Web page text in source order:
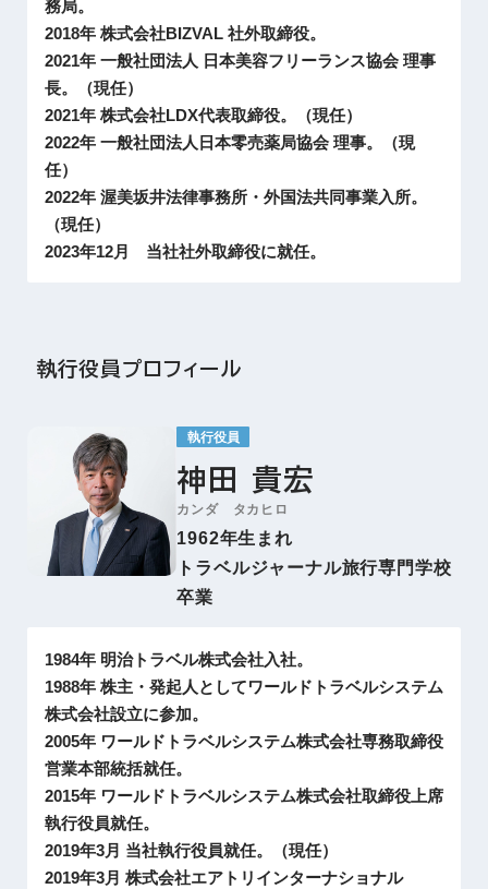
務局。
2018年 株式会社BIZVAL 社外取締役。
2021年 一般社団法人 日本美容フリーランス協会 理事
長。（現任）
2021年 株式会社LDX代表取締役。（現任）
2022年 一般社団法人日本零売薬局協会 理事。（現
任）
2022年 渥美坂井法律事務所・外国法共同事業入所。
（現任）
2023年12月 当社社外取締役に就任。
執行役員プロフィール
執行役員
神田 貴宏
カンダ タカヒロ
1962年生まれ
トラベルジャーナル旅行専門学校
卒業
1984年 明治トラベル株式会社入社。
1988年 株主・発起人としてワールドトラベルシステム
株式会社設立に参加。
2005年 ワールドトラベルシステム株式会社専務取締役
営業本部統括就任。
2015年 ワールドトラベルシステム株式会社取締役上席
執行役員就任。
2019年3月 当社執行役員就任。（現任）
2019年3月 株式会社エアトリインターナショナル